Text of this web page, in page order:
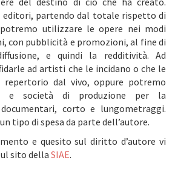
editori, partendo dal totale rispetto di
utilizzare le opere nei modi
con pubblicità e promozioni, al fine di
e quindi la redditività. Ad
ad artisti che le incidano o che le
repertorio dal vivo, oppure potremo
e società di produzione per la
corto e lungometraggi.
tipo di spesa da parte dell’autore.
e quesito sul diritto d’autore vi
sito della SIAE.